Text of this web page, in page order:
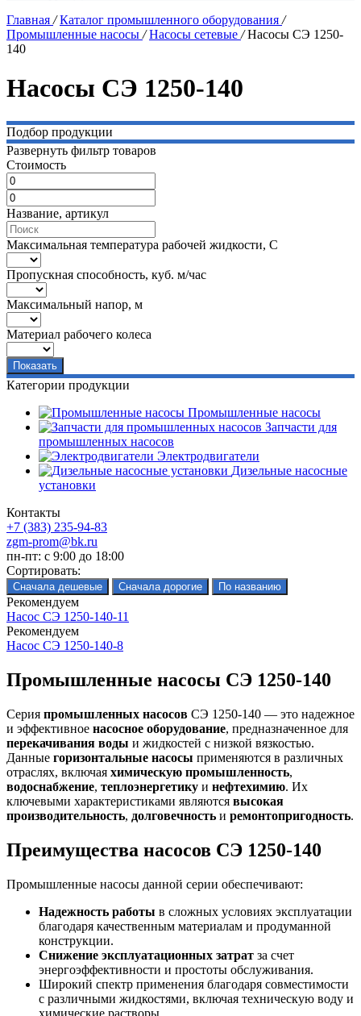
Главная / Каталог промышленного оборудования /
Промышленные насосы / Насосы сетевые / Насосы СЭ 1250-
140
Насосы СЭ 1250-140
Подбор продукции
Развернуть фильтр товаров
Стоимость
Название, артикул
Максимальная температура рабочей жидкости, C
Пропускная способность, куб. м/час
Максимальный напор, м
Материал рабочего колеса
Категории продукции
Промышленные насосы
Запчасти для
промышленных насосов
Электродвигатели
Дизельные насосные
установки
Контакты
+7 (383) 235-94-83
zgm-prom@bk.ru
пн-пт: с 9:00 до 18:00
Сортировать:
Рекомендуем
Насос СЭ 1250-140-11
Рекомендуем
Насос СЭ 1250-140-8
Промышленные насосы СЭ 1250-140
Серия промышленных насосов СЭ 1250-140 — это надежное
и эффективное насосное оборудование, предназначенное для
перекачивания воды и жидкостей с низкой вязкостью.
Данные горизонтальные насосы применяются в различных
отраслях, включая химическую промышленность,
водоснабжение, теплоэнергетику и нефтехимию. Их
ключевыми характеристиками являются высокая
производительность, долговечность и ремонтопригодность.
Преимущества насосов СЭ 1250-140
Промышленные насосы данной серии обеспечивают:
Надежность работы в сложных условиях эксплуатации
благодаря качественным материалам и продуманной
конструкции.
Снижение эксплуатационных затрат за счет
энергоэффективности и простоты обслуживания.
Широкий спектр применения благодаря совместимости
с различными жидкостями, включая техническую воду и
химические растворы.